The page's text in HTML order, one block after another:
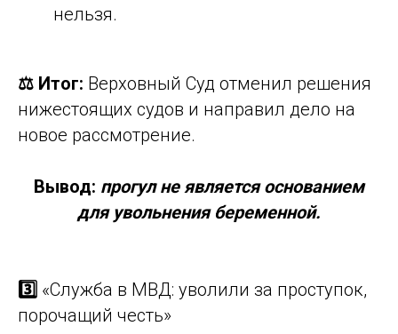
нельзя.
⚖️ Итог: Верховный Суд отменил решения
нижестоящих судов и направил дело на
новое рассмотрение.
Вывод: прогул не является основанием
для увольнения беременной.
3️⃣ «Служба в МВД: уволили за проступок,
порочащий честь»